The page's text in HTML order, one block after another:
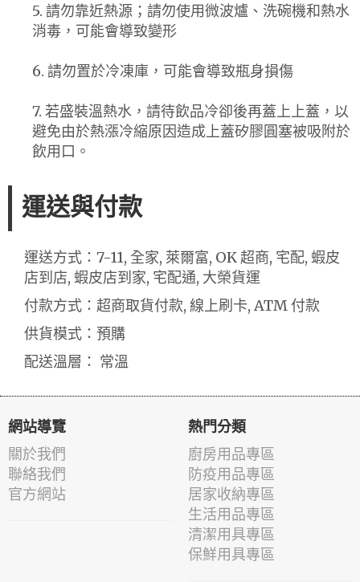
5. 請勿靠近熱源；請勿使用微波爐、洗碗機和熱水
消毒，可能會導致變形
6. 請勿置於冷凍庫，可能會導致瓶身損傷
7. 若盛裝溫熱水，請待飲品冷卻後再蓋上上蓋，以
避免由於熱漲冷縮原因造成上蓋矽膠圓塞被吸附於
飲用口。
運送與付款
運送方式：7-11, 全家, 萊爾富, OK 超商, 宅配, 蝦皮
店到店, 蝦皮店到家, 宅配通, 大榮貨運
付款方式：超商取貨付款, 線上刷卡, ATM 付款
供貨模式：預購
配送溫層： 常溫
網站導覽
關於我們
聯絡我們
官方網站
熱門分類
廚房用品專區
防疫用品專區
居家收納專區
生活用品專區
清潔用具專區
保鮮用具專區